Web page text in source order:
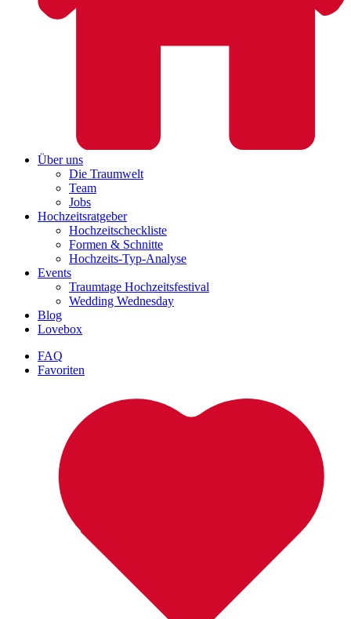
Über uns
Die Traumwelt
Team
Jobs
Hochzeitsratgeber
Hochzeitscheckliste
Formen & Schnitte
Hochzeits-Typ-Analyse
Events
Traumtage Hochzeitsfestival
Wedding Wednesday
Blog
Lovebox
FAQ
Favoriten